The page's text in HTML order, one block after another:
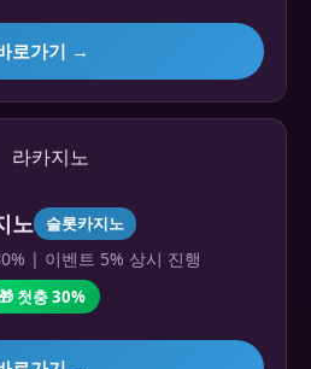
로가기 →
노 슬롯카지노
| 이벤트 5% 상시 진행
첫충 30%